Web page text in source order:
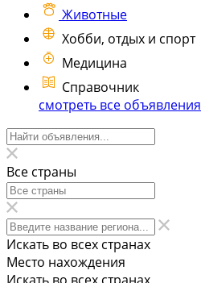
Животные
Хобби, отдых и спорт
Медицина
Справочник
смотреть все объявления
Все страны
Искать во всех странах
Место нахождения